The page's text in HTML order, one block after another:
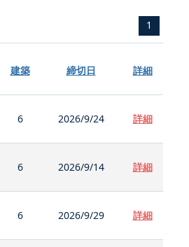
1
建築 締切日 詳細
6 2026/9/24 詳細
6 2026/9/14 詳細
6 2026/9/29 詳細